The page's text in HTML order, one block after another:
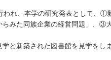
れ、本学の研究発表として、①
みた同族企業の経営問題」、③
と新築された図書館を見学をしま